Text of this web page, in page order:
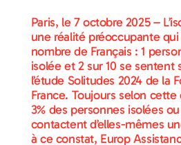
Paris, le 7 octobre 2025 –
une réalité préoccupante
nombre de Français : 1
isolée et 2 sur 10 se sentent
l’étude Solitudes 2024 de la
France. Toujours selon
3% des personnes isolées
contactent d’elles-mêmes
à ce constat, Europ